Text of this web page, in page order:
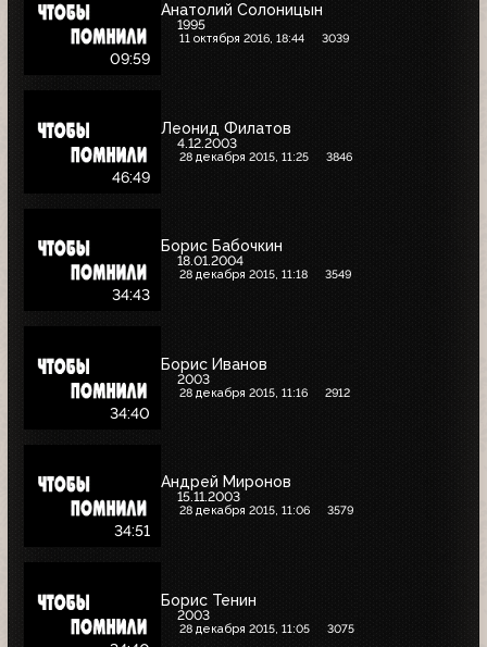
09:59
Анатолий Солоницын
1995
11 октября 2016, 18:44 3039
46:49
Леонид Филатов
4.12.2003
28 декабря 2015, 11:25 3846
34:43
Борис Бабочкин
18.01.2004
28 декабря 2015, 11:18 3549
34:40
Борис Иванов
2003
28 декабря 2015, 11:16 2912
34:51
Андрей Миронов
15.11.2003
28 декабря 2015, 11:06 3579
Борис Тенин
2003
28 декабря 2015, 11:05 3075